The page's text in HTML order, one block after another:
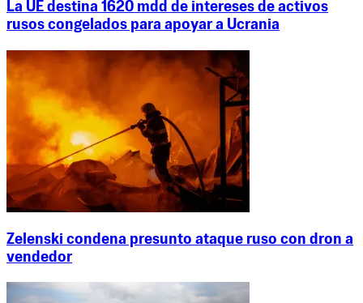
La UE destina 1620 mdd de intereses de activos
rusos congelados para apoyar a Ucrania
Zelenski condena presunto ataque ruso con dron a
vendedor